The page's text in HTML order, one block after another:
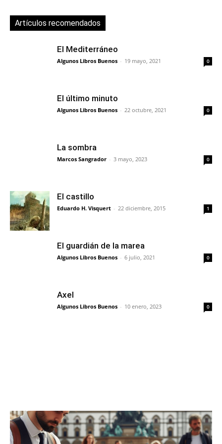
Artículos recomendados
El Mediterráneo
Algunos Libros Buenos - 19 mayo, 2021 0
El último minuto
Algunos Libros Buenos - 22 octubre, 2021 0
La sombra
Marcos Sangrador - 3 mayo, 2023 0
El castillo
Eduardo H. Visquert - 22 diciembre, 2015 1
El guardián de la marea
Algunos Libros Buenos - 6 julio, 2021 0
Axel
Algunos Libros Buenos - 10 enero, 2023 0